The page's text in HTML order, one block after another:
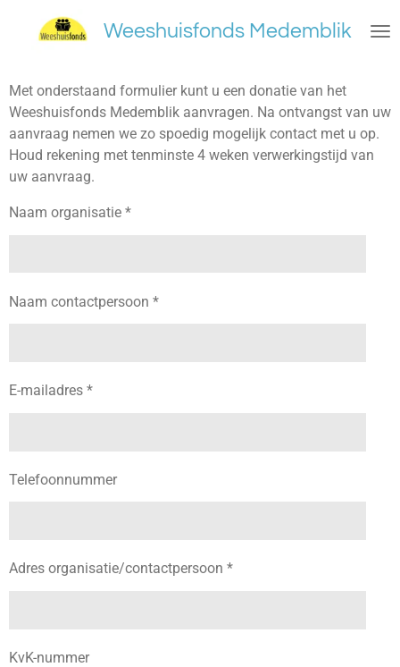
direct
de
hoofdinhoud
Weeshuisfonds Medemblik
Met onderstaand formulier kunt u een donatie van het
Weeshuisfonds Medemblik aanvragen. Na ontvangst van uw
aanvraag nemen we zo spoedig mogelijk contact met u op.
Houd rekening met tenminste 4 weken verwerkingstijd van
uw aanvraag.
Naam organisatie *
Naam contactpersoon *
E-mailadres *
Telefoonnummer
Adres organisatie/contactpersoon *
KvK-nummer